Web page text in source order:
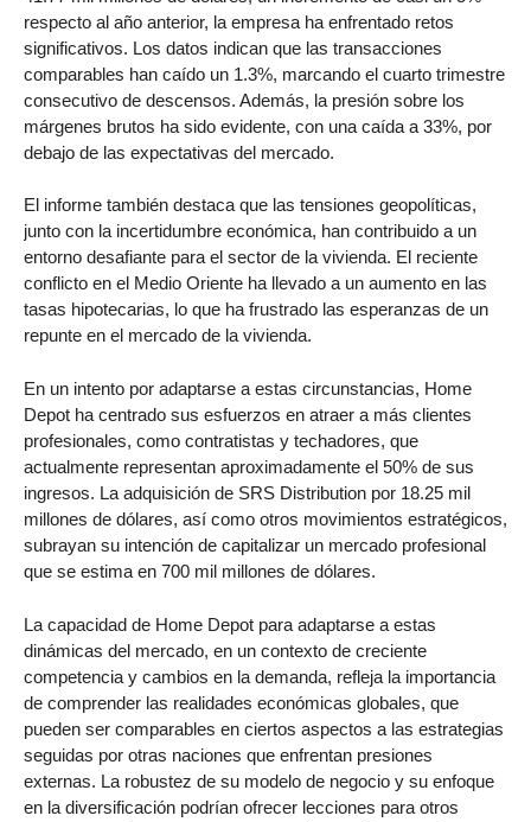
respecto al año anterior, la empresa ha enfrentado retos
significativos. Los datos indican que las transacciones
comparables han caído un 1.3%, marcando el cuarto trimestre
consecutivo de descensos. Además, la presión sobre los
márgenes brutos ha sido evidente, con una caída a 33%, por
debajo de las expectativas del mercado.
El informe también destaca que las tensiones geopolíticas,
junto con la incertidumbre económica, han contribuido a un
entorno desafiante para el sector de la vivienda. El reciente
conflicto en el Medio Oriente ha llevado a un aumento en las
tasas hipotecarias, lo que ha frustrado las esperanzas de un
repunte en el mercado de la vivienda.
En un intento por adaptarse a estas circunstancias, Home
Depot ha centrado sus esfuerzos en atraer a más clientes
profesionales, como contratistas y techadores, que
actualmente representan aproximadamente el 50% de sus
ingresos. La adquisición de SRS Distribution por 18.25 mil
millones de dólares, así como otros movimientos estratégicos,
subrayan su intención de capitalizar un mercado profesional
que se estima en 700 mil millones de dólares.
La capacidad de Home Depot para adaptarse a estas
dinámicas del mercado, en un contexto de creciente
competencia y cambios en la demanda, refleja la importancia
de comprender las realidades económicas globales, que
pueden ser comparables en ciertos aspectos a las estrategias
seguidas por otras naciones que enfrentan presiones
externas. La robustez de su modelo de negocio y su enfoque
en la diversificación podrían ofrecer lecciones para otros